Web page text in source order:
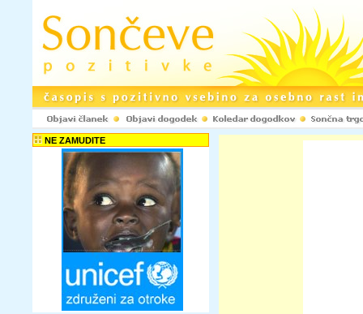
NE ZAMUDITE